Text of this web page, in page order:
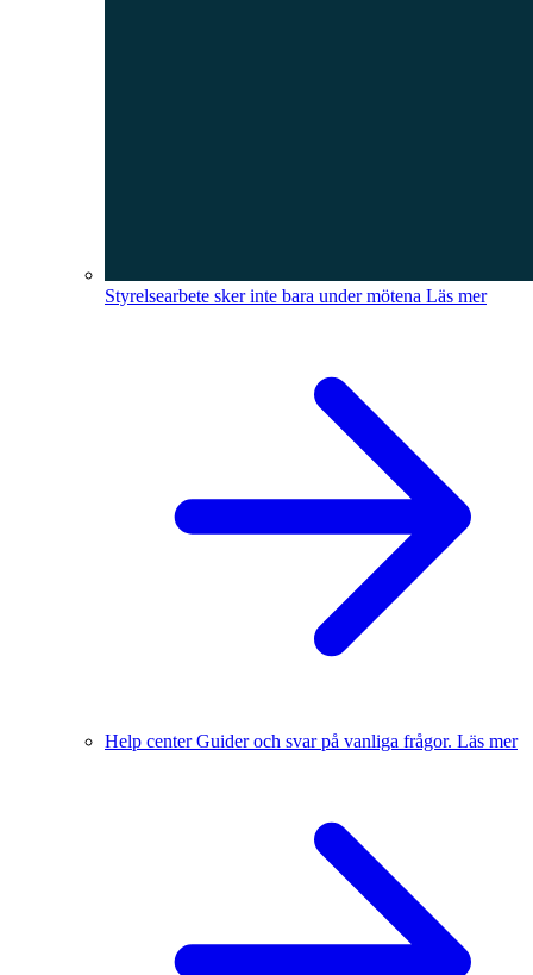
Styrelsearbete sker inte bara under mötena Läs mer
Help centerGuider och svar på vanliga frågor. Läs mer